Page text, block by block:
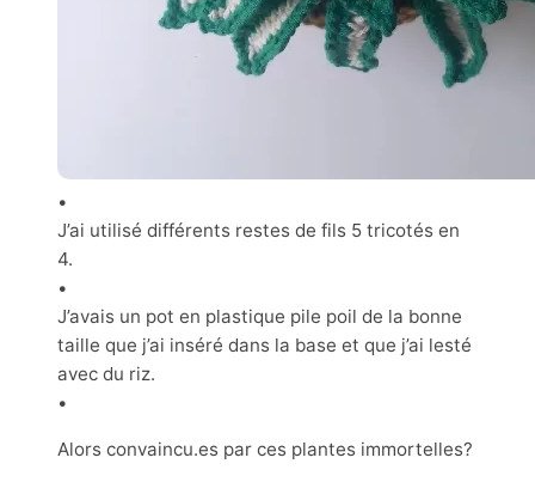
•
J’ai utilisé différents restes de fils 5 tricotés en
4.
•
J’avais un pot en plastique pile poil de la bonne
taille que j’ai inséré dans la base et que j’ai lesté
avec du riz.
•
Alors convaincu.es par ces plantes immortelles?